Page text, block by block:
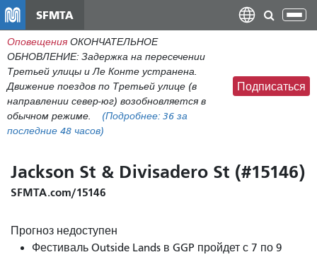
содержанию
SFMTA
Оповещения ОКОНЧАТЕЛЬНОЕ
ОБНОВЛЕНИЕ: Задержка на пересечении
Третьей улицы и Ле Конте устранена.
Движение поездов по Третьей улице (в
направлении север-юг) возобновляется в
обычном режиме.
(Подробнее: 36 за
последние 48 часов)
Подписаться
Jackson St & Divisadero St (#15146)
SFMTA.com/15146
Прогноз недоступен
Фестиваль Outside Lands в GGP пройдет с 7 по 9